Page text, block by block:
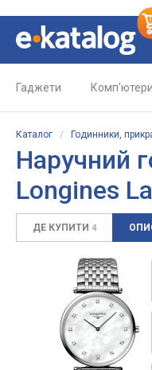
Гаджети Комп'ютери
Каталог / Годинники,
Наручний
Longines
ДЕ КУПИТИ 4